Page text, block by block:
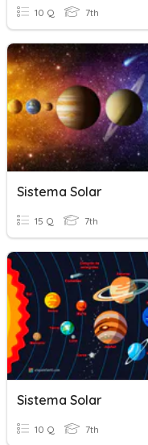
10 Q 7th
Sistema Solar
15 Q 7th
Sistema Solar
10 Q 7th